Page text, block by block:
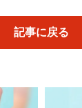
記事に戻る